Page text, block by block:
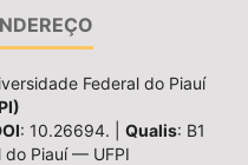
Federal do Piauí
: 10.26694. | Qualis: B1
do Piauí — UFPI